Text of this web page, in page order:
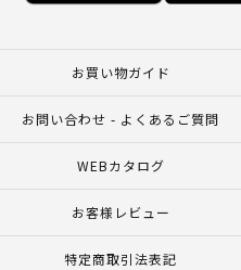
お買い物ガイド
お問い合わせ - よくあるご質問
WEBカタログ
お客様レビュー
特定商取引法表記